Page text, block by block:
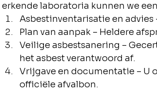
erkende laboratoria kunnen we
Asbestinventarisatie en
Plan van aanpak – Heldere
Veilige asbestsanering –
het asbest verantwoord af.
Vrijgave en documentatie – U
officiële afvalbon.